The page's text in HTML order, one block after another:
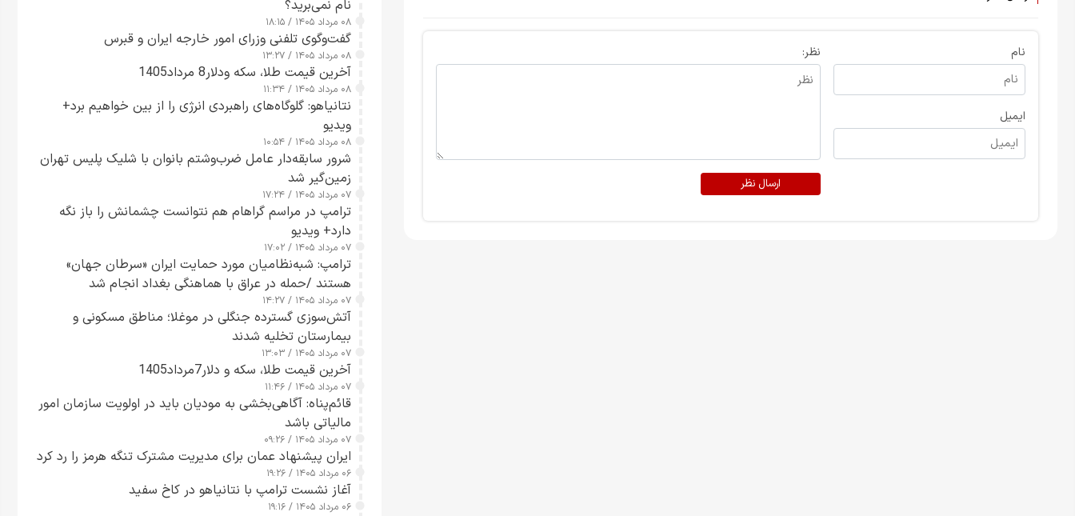
نام
ایمیل
نظر:
ارسال نظر
نام نمی‌برید؟
۰۸ مرداد ۱۴۰۵ / ۱۸:۱۵
گفت‌وگوی تلفنی وزرای امور خارجه ایران و قبرس
۰۸ مرداد ۱۴۰۵ / ۱۳:۲۷
آخرین قیمت طلا، سکه ودلار8 مرداد1405
۰۸ مرداد ۱۴۰۵ / ۱۱:۳۴
نتانیاهو: گلوگاه‌های راهبردی انرژی را از بین خواهیم برد+
ویدیو
۰۸ مرداد ۱۴۰۵ / ۱۰:۵۴
شرور سابقه‌دار عامل ضرب‌وشتم بانوان با شلیک پلیس تهران
زمین‌گیر شد
۰۷ مرداد ۱۴۰۵ / ۱۷:۲۴
ترامپ در مراسم گراهام هم نتوانست چشمانش را باز نگه
دارد+ ویدیو
۰۷ مرداد ۱۴۰۵ / ۱۷:۰۲
ترامپ: شبه‌نظامیان مورد حمایت ایران «سرطان جهان»
هستند /حمله در عراق با هماهنگی بغداد انجام شد
۰۷ مرداد ۱۴۰۵ / ۱۴:۲۷
آتش‌سوزی گسترده جنگلی در موغلا؛ مناطق مسکونی و
بیمارستان تخلیه شدند
۰۷ مرداد ۱۴۰۵ / ۱۳:۰۳
آخرین قیمت طلا، سکه و دلار7مرداد1405
۰۷ مرداد ۱۴۰۵ / ۱۱:۴۶
قائم‌پناه: آگاهی‌بخشی به مودیان باید در اولویت سازمان امور
مالیاتی باشد
۰۷ مرداد ۱۴۰۵ / ۰۹:۲۶
ایران پیشنهاد عمان برای مدیریت مشترک تنگه هرمز را رد کرد
۰۶ مرداد ۱۴۰۵ / ۱۹:۲۶
آغاز نشست ترامپ با نتانیاهو در کاخ سفید
۰۶ مرداد ۱۴۰۵ / ۱۹:۱۶